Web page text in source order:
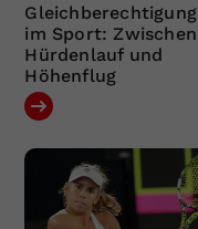
Gleichberechtigung
im Sport: Zwischen
Hürdenlauf und
Höhenflug